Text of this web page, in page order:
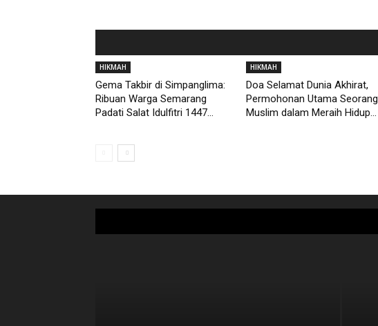
HIKMAH
Gema Takbir di Simpanglima:
Ribuan Warga Semarang
Padati Salat Idulfitri 1447...
HIKMAH
Doa Selamat Dunia Akhirat,
Permohonan Utama Seorang
Muslim dalam Meraih Hidup...